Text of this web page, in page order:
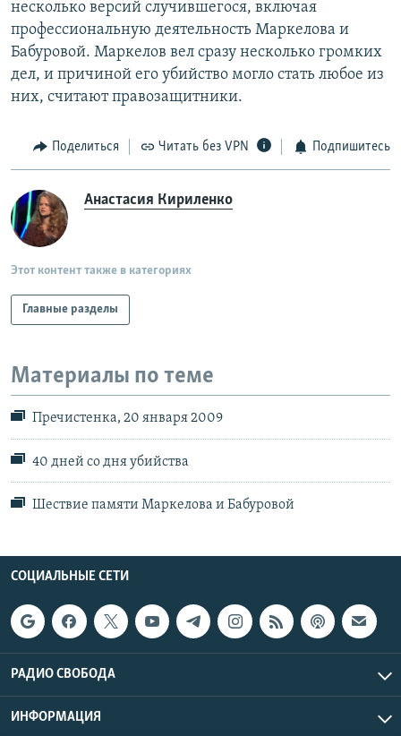
несколько версий случившегося, включая
профессиональную деятельность Маркелова и
Бабуровой. Маркелов вел сразу несколько громких
дел, и причиной его убийство могло стать любое из
них, считают правозащитники.
Поделиться Читать без VPN Подпишитесь
Анастасия Кириленко
Этот контент также в категориях
Главные разделы
Материалы по теме
Пречистенка, 20 января 2009
40 дней со дня убийства
Шествие памяти Маркелова и Бабуровой
СОЦИАЛЬНЫЕ СЕТИ
РАДИО СВОБОДА
ИНФОРМАЦИЯ